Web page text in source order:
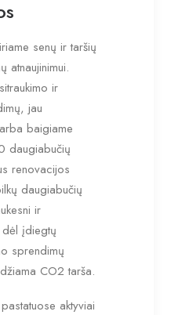
senų ir taršių
atnaujinimui.
ir
jau
baigiame
daugiabučių
renovacijos
daugiabučių
ir
įdiegtų
sprendimų
CO2 tarša.
aktyviai